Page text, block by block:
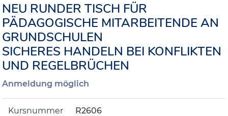
NEU RUNDER TISCH FÜR
PÄDAGOGISCHE MITARBEITENDE AN
GRUNDSCHULEN
SICHERES HANDELN BEI KONFLIKTEN
UND REGELBRÜCHEN
Anmeldung möglich
Kursnummer R2606